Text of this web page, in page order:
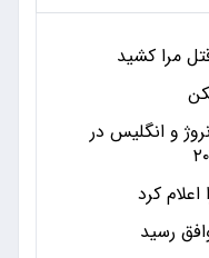
مرا کشید
و انگلیس در
کرد
رسید